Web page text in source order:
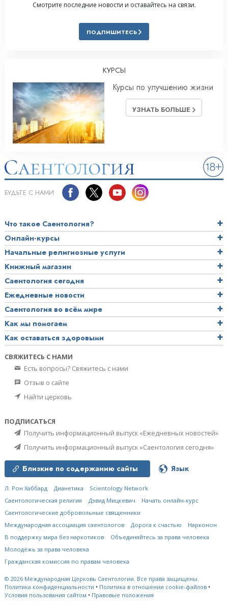
Смотрите последние новости и оставайтесь на связи.
ПОДПИШИТЕСЬ
КУРСЫ
Курсы по улучшению жизни
УЗНАТЬ БОЛЬШЕ
БУДЬТЕ С НАМИ
Что такое Саентология?
Онлайн-курсы
Начальные религиозные услуги
Книжный магазин
Саентология сегодня
Ежедневные новости
Саентология во всём мире
Как мы помогаем
Как оставаться здоровыми
СВЯЖИТЕСЬ С НАМИ
Есть вопросы? Свяжитесь с нами
Отзыв о сайте
Найти церковь
ПОДПИСАТЬСЯ
Получить информационный выпуск «Ежедневных новостей»
Получить информационный выпуск «Саентология сегодня»
Близкие по содержанию сайты Язык
Л. Рон Хаббард Дианетика
Scientology Network
Саентологическая религия
Дэвид Мицкевич
Начать онлайн-курс
Саентологические добровольные священники
Международная ассоциация саентологов
Дорога к счастью
Нарконон
В поддержку мира без наркотиков
Объединяйтесь за права человека
Молодёжь за права человека
Гражданская комиссия по правам человека
© 2026 Международная Церковь Саентологии. Все права защищены.
Политика конфиденциальности • Политика в отношении cookie-файлов •
Условия пользования сайтом • Правовые положения